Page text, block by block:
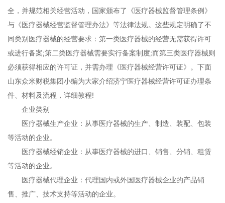
全，并规范相关经营活动，国家颁布了《医疗器械监督管理条例》
与《医疗器械经营监督管理办法》等法律法规。这些规定明确了不
同类别医疗器械的经营要求：第一类医疗器械的经营无需获得许可
或进行备案;第二类医疗器械需要实行备案制度;而第三类医疗器械则
必须获得相应的许可证，并需办理《医疗器械经营许可证》。下面
山东众米财税集团小编为大家介绍济宁医疗器械经营许可证办理条
件、材料及流程，详细教程!
企业类别
医疗器械生产企业：从事医疗器械的生产、制造、装配、包装
等活动的企业。
医疗器械经销企业：从事医疗器械的进口、销售、分销、租赁
等活动的企业。
医疗器械代理企业：代理国内或外国医疗器械企业的产品销
售、推广、技术支持等活动的企业。